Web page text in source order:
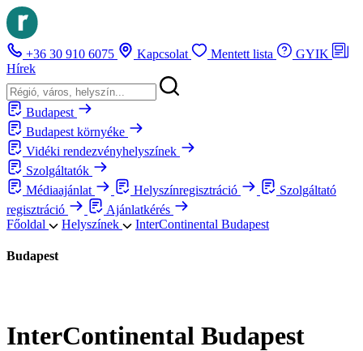
+36 30 910 6075 Kapcsolat Mentett lista
GYIK
Hírek
Budapest
Budapest környéke
Vidéki rendezvényhelyszínek
Szolgáltatók
Médiaajánlat
Helyszínregisztráció
Szolgáltató
regisztráció
Ajánlatkérés
Főoldal
Helyszínek InterContinental Budapest
Budapest
InterContinental Budapest